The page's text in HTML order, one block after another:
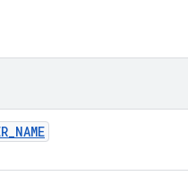
_NAME